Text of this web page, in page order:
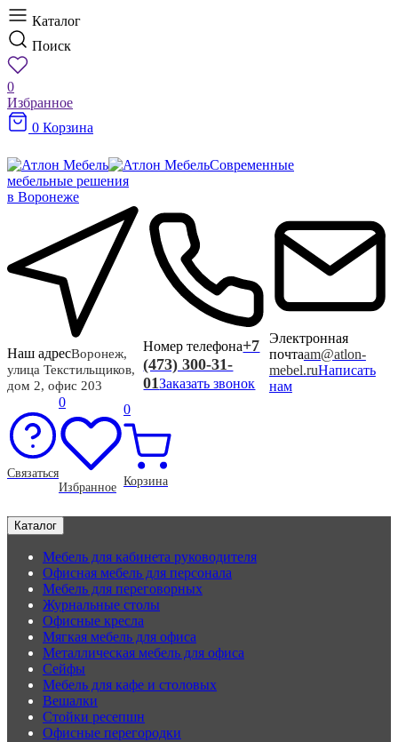
Каталог
Поиск
0
Избранное
0 Корзина
Современные
мебельные решения
в Воронеже
Наш адресВоронеж,
улица Текстильщиков,
дом 2, офис 203
Номер телефона+7
(473) 300-31-
01Заказать звонок
Электронная
почтаam@atlon-
mebel.ruНаписать
нам
Связаться
0
Избранное
0
Корзина
Каталог
Мебель для кабинета руководителя
Офисная мебель для персонала
Мебель для переговорных
Журнальные столы
Офисные кресла
Мягкая мебель для офиса
Металлическая мебель для офиса
Сейфы
Мебель для кафе и столовых
Вешалки
Стойки ресепшн
Офисные перегородки